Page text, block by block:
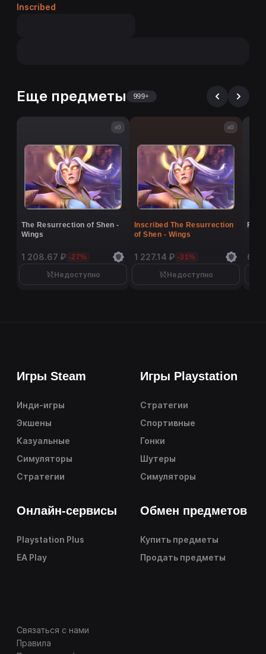
Inscribed
Еще предметы 999+
x0
The Resurrection of Shen -
Wings
1 208.67 ₽ -27%
Недоступно
x0
Inscribed The Resurrection
of Shen - Wings
1 227.14 ₽ -31%
Недоступно
6
Игры Steam
Инди-игры
Экшены
Казуальные
Симуляторы
Стратегии
Игры Playstation
Стратегии
Спортивные
Гонки
Шутеры
Симуляторы
Онлайн-сервисы
Playstation Plus
EA Play
Обмен предметов
Купить предметы
Продать предметы
Связаться с нами
Правила